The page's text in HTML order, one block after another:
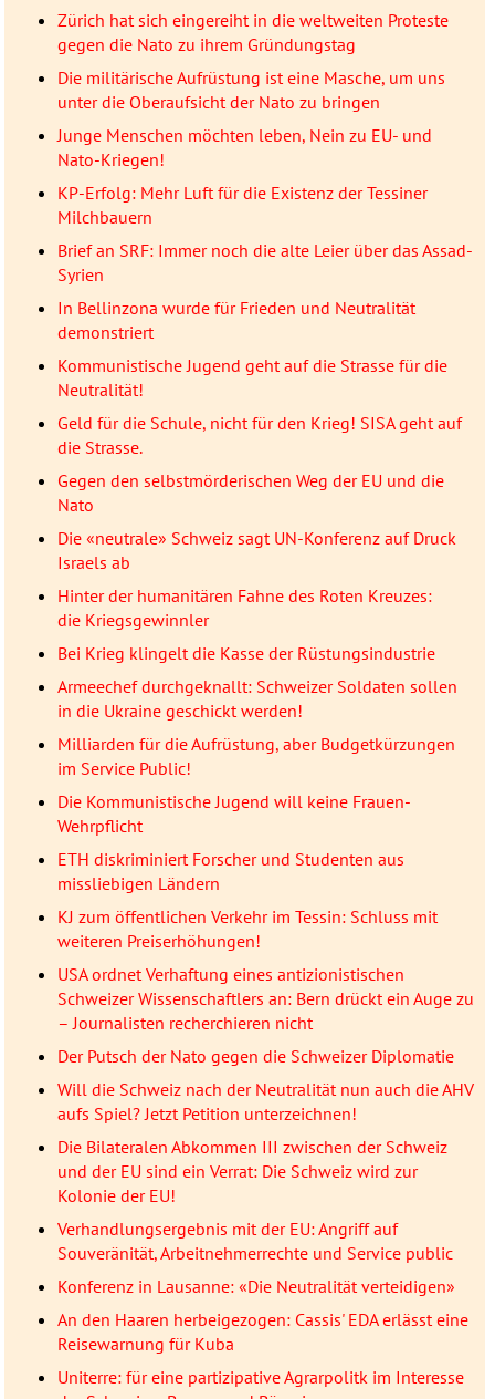
Zürich hat sich eingereiht in die weltweiten Proteste
gegen die Nato zu ihrem Gründungstag
Die militärische Aufrüstung ist eine Masche, um uns
unter die Oberaufsicht der Nato zu bringen
Junge Menschen möchten leben, Nein zu EU- und
Nato-Kriegen!
KP-Erfolg: Mehr Luft für die Existenz der Tessiner
Milchbauern
Brief an SRF: Immer noch die alte Leier über das Assad-
Syrien
In Bellinzona wurde für Frieden und Neutralität
demonstriert
Kommunistische Jugend geht auf die Strasse für die
Neutralität!
Geld für die Schule, nicht für den Krieg! SISA geht auf
die Strasse.
Gegen den selbstmörderischen Weg der EU und die
Nato
Die «neutrale» Schweiz sagt UN-Konferenz auf Druck
Israels ab
Hinter der humanitären Fahne des Roten Kreuzes:
die Kriegsgewinnler
Bei Krieg klingelt die Kasse der Rüstungsindustrie
Armeechef durchgeknallt: Schweizer Soldaten sollen
in die Ukraine geschickt werden!
Milliarden für die Aufrüstung, aber Budgetkürzungen
im Service Public!
Die Kommunistische Jugend will keine Frauen-
Wehrpflicht
ETH diskriminiert Forscher und Studenten aus
missliebigen Ländern
KJ zum öffentlichen Verkehr im Tessin: Schluss mit
weiteren Preiserhöhungen!
USA ordnet Verhaftung eines antizionistischen
Schweizer Wissenschaftlers an: Bern drückt ein Auge zu
– Journalisten recherchieren nicht
Der Putsch der Nato gegen die Schweizer Diplomatie
Will die Schweiz nach der Neutralität nun auch die AHV
aufs Spiel? Jetzt Petition unterzeichnen!
Die Bilateralen Abkommen III zwischen der Schweiz
und der EU sind ein Verrat: Die Schweiz wird zur
Kolonie der EU!
Verhandlungsergebnis mit der EU: Angriff auf
Souveränität, Arbeitnehmerrechte und Service public
Konferenz in Lausanne: «Die Neutralität verteidigen»
An den Haaren herbeigezogen: Cassis' EDA erlässt eine
Reisewarnung für Kuba
Uniterre: für eine partizipative Agrarpolitk im Interesse